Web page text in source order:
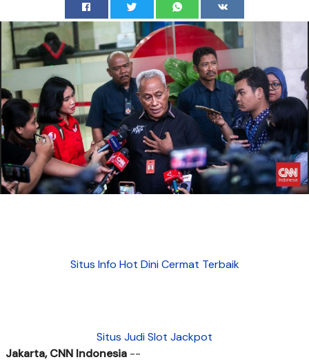
Situs Info Hot Dini Cermat Terbaik
Situs Judi Slot Jackpot
Jakarta, CNN Indonesia --